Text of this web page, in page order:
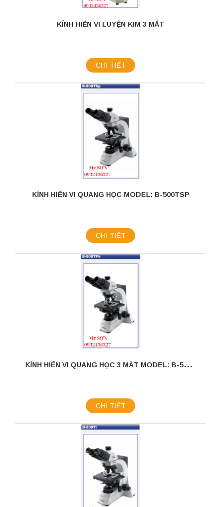
KÍNH HIỂN VI LUYỆN KIM 3 MẮT
CHI TIẾT
KÍNH HIỂN VI QUANG HỌC MODEL: B-500TSP
CHI TIẾT
K
ÍNH HIỂN VI QUANG HỌC 3 MẮT MODEL: B-500TPH
CHI TIẾT